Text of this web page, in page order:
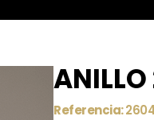
Referencia: